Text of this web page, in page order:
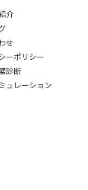
介
せ
ーポリシー
診断
ュレーション